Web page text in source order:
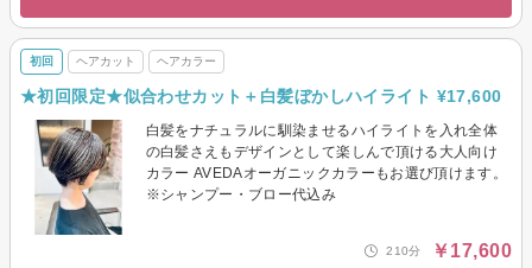
初回 ヘアカット ヘアカラー
★初回限定★似合わせカット＋白髪ぼかしハイライト ¥17,600
白髪をナチュラルに馴染ませるハイライトを入れ全体
の白髪さえもデザインとして楽しんで頂ける大人向け
カラー AVEDAオーガニックカラーもお選び頂けます。
※シャンプー・ブロー代込み
210分 ￥17,600